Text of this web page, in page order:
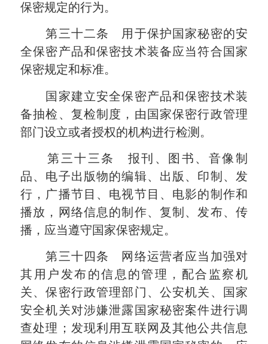
保密规定的行为。
第三十二条 用于保护国家秘密的安
全保密产品和保密技术装备应当符合国家
保密规定和标准。
国家建立安全保密产品和保密技术装
备抽检、复检制度，由国家保密行政管理
部门设立或者授权的机构进行检测。
第三十三条 报刊、图书、音像制
品、电子出版物的编辑、出版、印制、发
行，广播节目、电视节目、电影的制作和
播放，网络信息的制作、复制、发布、传
播，应当遵守国家保密规定。
第三十四条 网络运营者应当加强对
其用户发布的信息的管理，配合监察机
关、保密行政管理部门、公安机关、国家
安全机关对涉嫌泄露国家秘密案件进行调
查处理；发现利用互联网及其他公共信息